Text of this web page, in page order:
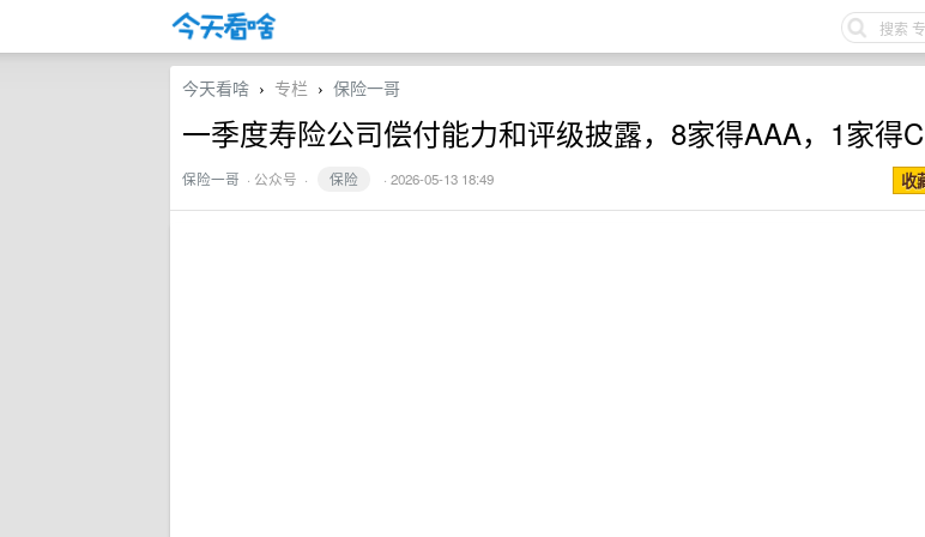
今天看啥 › 专栏 › 保险一哥
一季度寿险公司偿付能力和评级披露，8家得AAA，1家得C
保险一哥 · 公众号 · 保险 · 2026-05-13 18:49